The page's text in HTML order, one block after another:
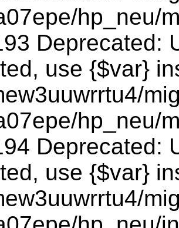
hp_neu/
Deprecated:
use {$var}
hp_neu/
Deprecated:
use {$var}